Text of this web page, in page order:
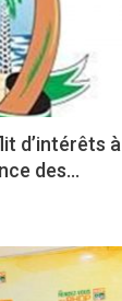
d’intérêts à
des…